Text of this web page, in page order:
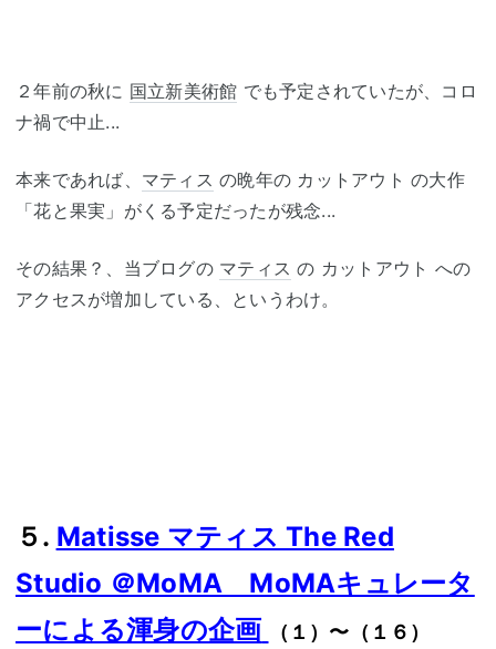
２年前の秋に 国立新美術館 でも予定されていたが、コロ
ナ禍で中止...
本来であれば、 マティス の晩年の カットアウト の大作
「花と果実」がくる予定だったが残念...
その結果？、当ブログの マティス の カットアウト への
アクセスが増加している、というわけ。
５. Matisse マティス The Red
Studio ＠MoMA MoMAキュレータ
ーによる渾身の企画
（１）〜（１６）